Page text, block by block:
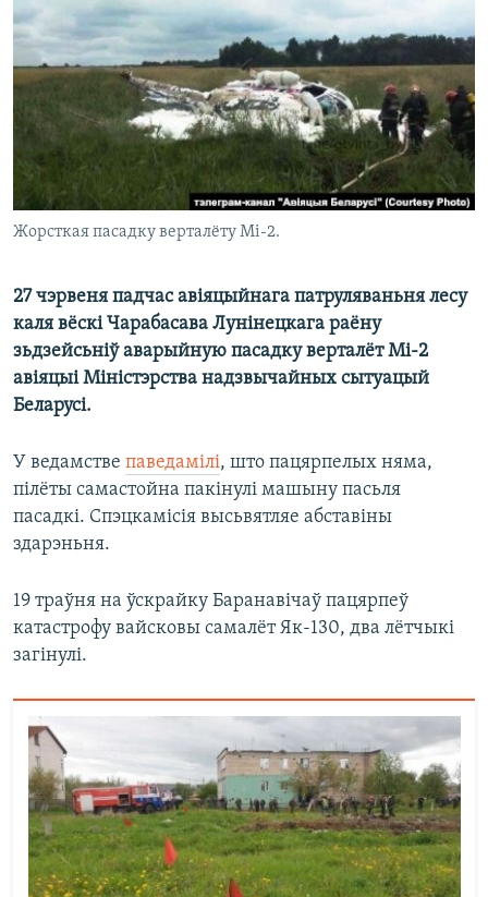
КУЛЬТУРА
КАЛЯНДАР
НА ХВАЛЯХ СВАБОДЫ
Жорсткая пасадку верталёту Мі-2.
27 чэрвеня падчас авіяцыйнага патруляваньня лесу
каля вёскі Чарабасава Лунінецкага раёну
зьдзейсьніў аварыйную пасадку верталёт Мі-2
авіяцыі Міністэрства надзвычайных сытуацый
Беларусі.
У ведамстве паведамілі, што пацярпелых няма,
пілёты самастойна пакінулі машыну пасьля
пасадкі. Спэцкамісія высьвятляе абставіны
здарэньня.
19 траўня на ўскрайку Баранавічаў пацярпеў
катастрофу вайсковы самалёт Як-130, два лётчыкі
загінулі.